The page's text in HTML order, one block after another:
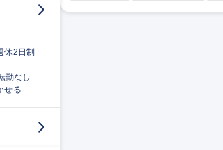
休2日制
勤なし
せる